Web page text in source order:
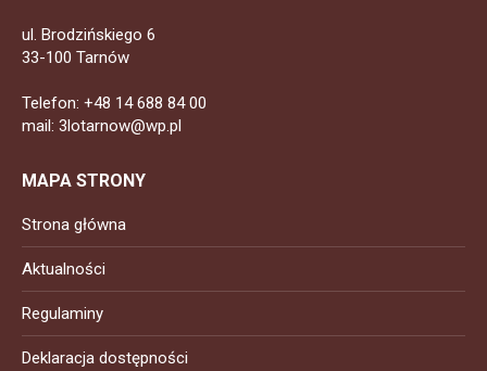
ul. Brodzińskiego 6
33-100 Tarnów
Telefon: +48 14 688 84 00
mail: 3lotarnow@wp.pl
MAPA STRONY
Strona główna
Aktualności
Regulaminy
Deklaracja dostępności